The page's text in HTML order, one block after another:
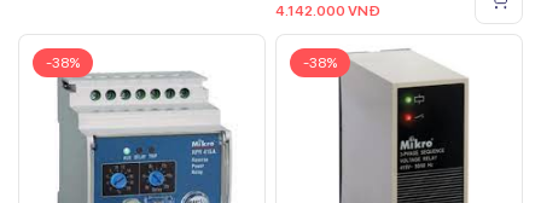
4.142.000 VNĐ
-38% -38%